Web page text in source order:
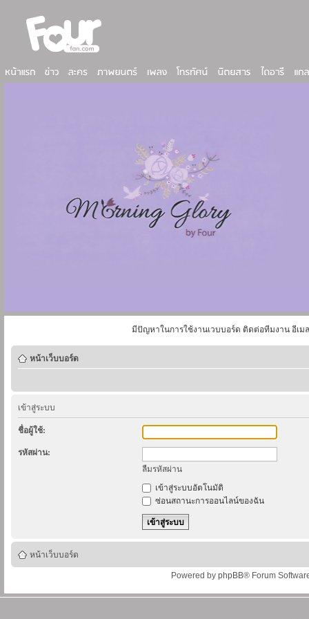
มีปัญหาในการใช้งานเวบบอร์ด ติดต่อทีมงาน อีเม
หน้าเว็บบอร์ด
เข้าสู่ระบบ
ชื่อผู้ใช้:
รหัสผ่าน:
ลืมรหัสผ่าน
เข้าสู่ระบบอัตโนมัติ
ซ่อนสถานะการออนไลน์ของฉัน
หน้าเว็บบอร์ด
Powered by phpBB® Forum